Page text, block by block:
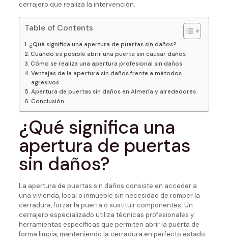
cerrajero que realiza la intervención.
Table of Contents
¿Qué significa una apertura de puertas sin daños?
Cuándo es posible abrir una puerta sin causar daños
Cómo se realiza una apertura profesional sin daños
Ventajas de la apertura sin daños frente a métodos
agresivos
Apertura de puertas sin daños en Almería y alrededores
Conclusión
¿Qué significa una
apertura de puertas
sin daños?
La apertura de puertas sin daños consiste en acceder a
una vivienda, local o inmueble sin necesidad de romper la
cerradura, forzar la puerta o sustituir componentes. Un
cerrajero especializado utiliza técnicas profesionales y
herramientas específicas que permiten abrir la puerta de
forma limpia, manteniendo la cerradura en perfecto estado.